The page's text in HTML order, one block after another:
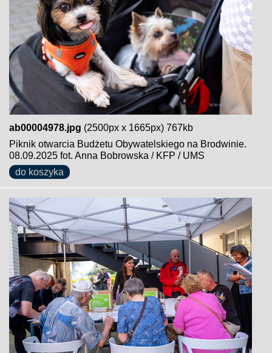
ab00004978.jpg (2500px x 1665px) 767kb
Piknik otwarcia Budżetu Obywatelskiego na Brodwinie.
08.09.2025 fot. Anna Bobrowska / KFP / UMS
do koszyka